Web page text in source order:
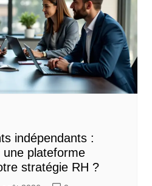
indépendants :
une plateforme
stratégie RH ?